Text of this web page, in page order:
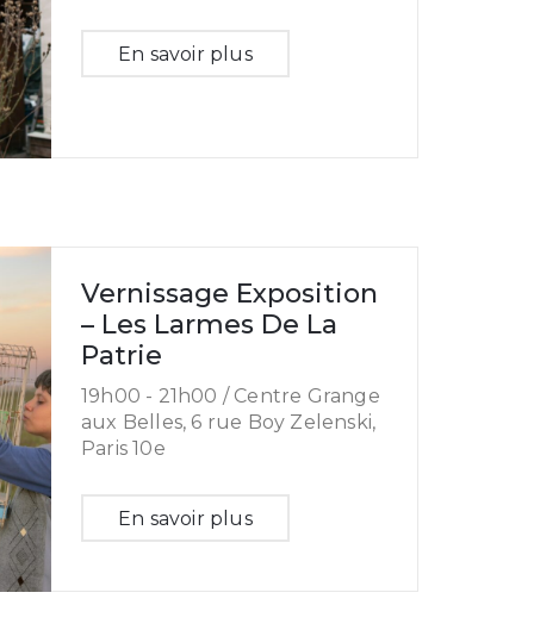
En savoir plus
Vernissage Exposition
– Les Larmes De La
Patrie
19h00 - 21h00 / Centre Grange
aux Belles, 6 rue Boy Zelenski,
Paris 10e
En savoir plus